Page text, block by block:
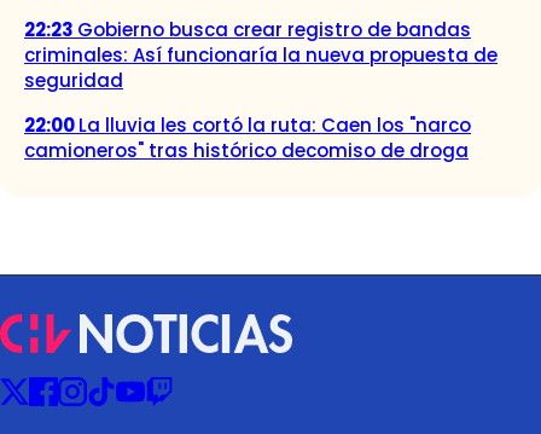
22:23 Gobierno busca crear registro de bandas
criminales: Así funcionaría la nueva propuesta de
seguridad
22:00La lluvia les cortó la ruta: Caen los "narco
camioneros" tras histórico decomiso de droga